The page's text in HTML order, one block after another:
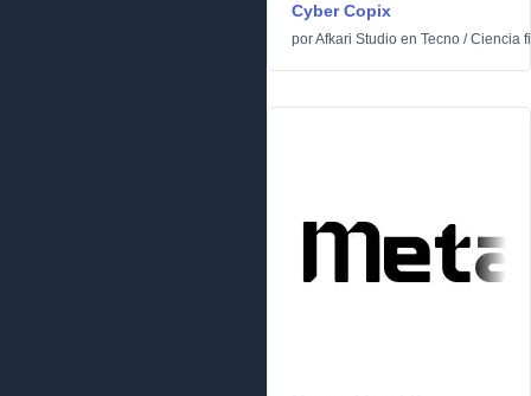
Cyber Copix
porAfkari Studio en Tecno /Ciencia